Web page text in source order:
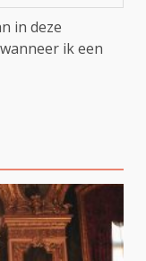
in deze
ik een